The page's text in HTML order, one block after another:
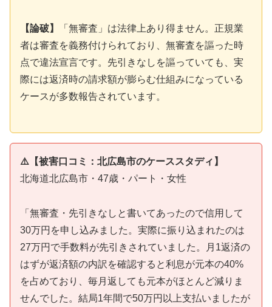
【論破】
「無審査」は法律上あり得ません。正規業
者は審査を義務付けられており、無審査を謳った時
点で違法宣言です。先引きなしを謳っていても、実
際には返済時の請求額が膨らむ仕組みになっている
ケースが多数報告されています。
⚠️【被害口コミ：北広島市のケーススタディ】
北海道北広島市・47歳・パート・女性
「無審査・先引きなしと書いてあったので信用して
30万円を申し込みました。実際に振り込まれたのは
27万円で手数料が先引きされていました。月1返済の
はずが返済額の内訳を確認すると利息が元本の40%
を占めており、毎月返しても元本がほとんど減りま
せんでした。結局1年間で50万円以上支払いましたが